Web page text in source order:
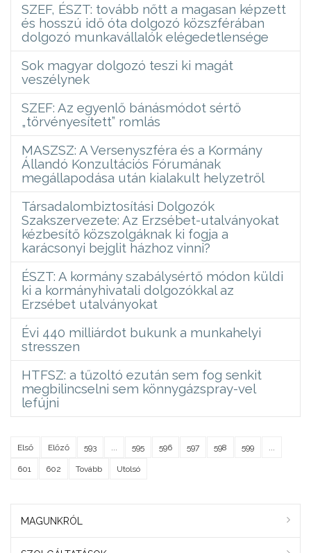
SZEF, ÉSZT: tovább nőtt a magasan képzett
és hosszú idő óta dolgozó közszférában
dolgozó munkavállalók elégedetlensége
Sok magyar dolgozó teszi ki magát
veszélynek
SZEF: Az egyenlő bánásmódot sértő
„törvényesített” romlás
MASZSZ: A Versenyszféra és a Kormány
Állandó Konzultációs Fórumának
megállapodása után kialakult helyzetről
Társadalombiztosítási Dolgozók
Szakszervezete: Az Erzsébet-utalványokat
kézbesítő közszolgáknak ki fogja a
karácsonyi bejglit házhoz vinni?
ÉSZT: A kormány szabálysértő módon küldi
ki a kormányhivatali dolgozókkal az
Erzsébet utalványokat
Évi 440 milliárdot bukunk a munkahelyi
stresszen
HTFSZ: a tűzoltó ezután sem fog senkit
megbilincselni sem könnygázspray-vel
lefújni
Első Előző 593 595 596 597 598 599
601 602 Tovább Utolsó
MAGUNKRÓL